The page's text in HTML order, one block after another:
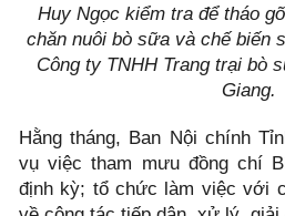
Huy Ngọc kiểm tra để tháo
chăn nuôi bò sữa và chế biến
Công ty TNHH Trang trại bò
Giang.
Hằng tháng, Ban Nội chính
vụ việc tham mưu đồng chí
định kỳ; tổ chức làm việc với